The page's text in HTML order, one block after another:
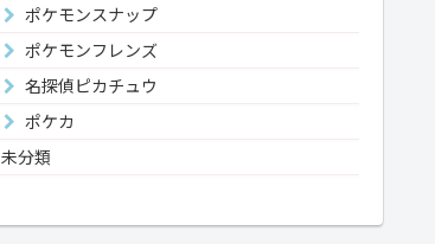
ポケモンスナップ
ポケモンフレンズ
名探偵ピカチュウ
ポケカ
未分類